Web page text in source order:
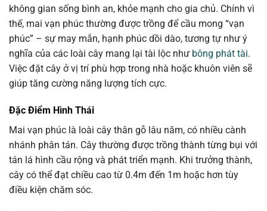
không gian sống bình an, khỏe mạnh cho gia chủ. Chính vì
thế, mai vạn phúc thường được trồng để cầu mong “vạn
phúc” – sự may mắn, hạnh phúc dồi dào, tương tự như ý
nghĩa của các loài cây mang lại tài lộc như bông phát tài.
Việc đặt cây ở vị trí phù hợp trong nhà hoặc khuôn viên sẽ
giúp tăng cường năng lượng tích cực.
Đặc Điểm Hình Thái
Mai vạn phúc là loài cây thân gỗ lâu năm, có nhiều cành
nhánh phân tán. Cây thường được trồng thành từng bụi với
tán lá hình cầu rộng và phát triển mạnh. Khi trưởng thành,
cây có thể đạt chiều cao từ 0.4m đến 1m hoặc hơn tùy
điều kiện chăm sóc.